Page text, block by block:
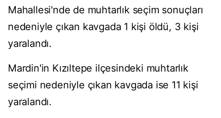
Mahallesi'nde de muhtarlık seçim sonuçları
nedeniyle çıkan kavgada 1 kişi öldü, 3 kişi
yaralandı.
Mardin'in Kızıltepe ilçesindeki muhtarlık
seçimi nedeniyle çıkan kavgada ise 11 kişi
yaralandı.